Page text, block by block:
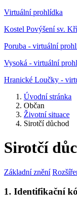
Virtuální prohlídka
Kostel Povýšení sv.
Poruba - virtuální
Vysoká - virtuální
Hranické Loučky -
Úvodní stránka
Občan
Životní situace
Sirotčí důchod
Sirotčí
Základní znění
1. Identifikační